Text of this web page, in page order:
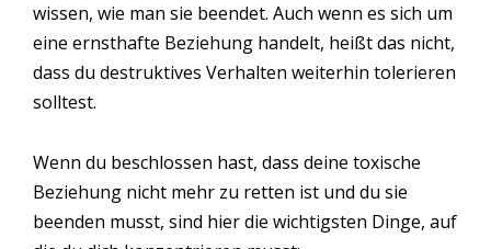
wissen, wie man sie beendet. Auch wenn es sich um
eine ernsthafte Beziehung handelt, heißt das nicht,
dass du destruktives Verhalten weiterhin tolerieren
solltest.
Wenn du beschlossen hast, dass deine toxische
Beziehung nicht mehr zu retten ist und du sie
beenden musst, sind hier die wichtigsten Dinge, auf